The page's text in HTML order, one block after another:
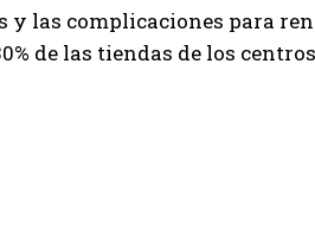
y las complicaciones para
de las tiendas de los